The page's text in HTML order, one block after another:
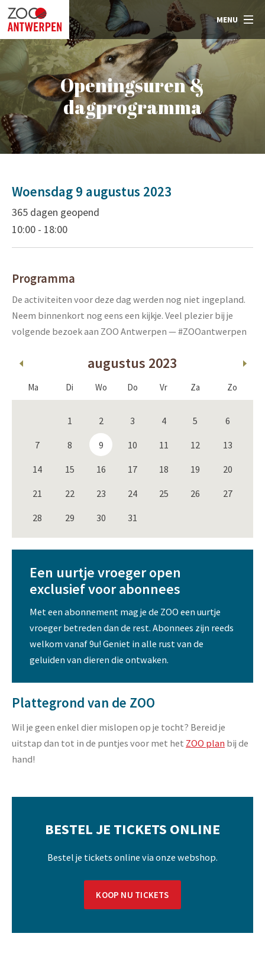
MENU
Openingsuren &
dagprogramma
Woensdag 9 augustus 2023
365 dagen geopend
10:00 - 18:00
Programma
De activiteiten voor deze dag werden nog niet ingepland.
Neem binnenkort nog eens een kijkje. Veel plezier bij je
volgende bezoek aan ZOO Antwerpen — #ZOOantwerpen
augustus 2023
Ma Di Wo Do Vr Za Zo
1 2 3 4 5 6
7 8 9 10 11 12 13
14 15 16 17 18 19 20
21 22 23 24 25 26 27
28 29 30 31
Een uurtje vroeger open
exclusief voor abonnees
Met een abonnement mag je de ZOO een uurtje
vroeger betreden dan de rest. Abonnees zijn reeds
welkom vanaf 9u! Geniet in alle rust van de
geluiden van dieren die ontwaken.
Plattegrond van de ZOO
Wil je geen enkel dier mislopen op je tocht? Bereid je
uitstap dan tot in de puntjes voor met het ZOO plan bij de
hand!
BESTEL JE TICKETS ONLINE
Bestel je tickets online via onze webshop.
KOOP NU TICKETS